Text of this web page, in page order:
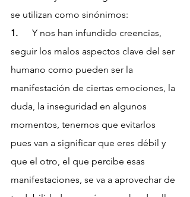
se utilizan como sinónimos:
1. Y nos han infundido creencias,
seguir los malos aspectos clave del ser
humano como pueden ser la
manifestación de ciertas emociones, la
duda, la inseguridad en algunos
momentos, tenemos que evitarlos
pues van a significar que eres débil y
que el otro, el que percibe esas
manifestaciones, se va a aprovechar de